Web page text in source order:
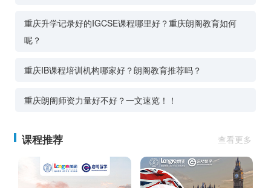
重庆升学记录好的IGCSE课程哪里好？重庆朗阁教育如何
呢？
重庆IB课程培训机构哪家好？朗阁教育推荐吗？
重庆朗阁师资力量好不好？一文速览！！
课程推荐 查看更多